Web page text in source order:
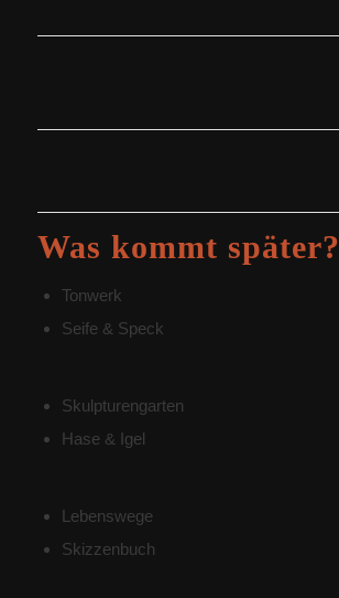
Was kommt später?
Tonwerk
Seife & Speck
Skulpturengarten
Hase & Igel
Lebenswege
Skizzenbuch